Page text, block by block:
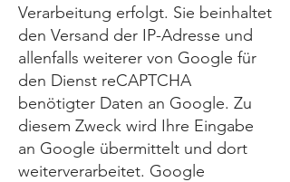
Verarbeitung erfolgt. Sie beinhaltet
den Versand der IP-Adresse und
allenfalls weiterer von Google für
den Dienst reCAPTCHA
benötigter Daten an Google. Zu
diesem Zweck wird Ihre Eingabe
an Google übermittelt und dort
weiterverarbeitet. Google